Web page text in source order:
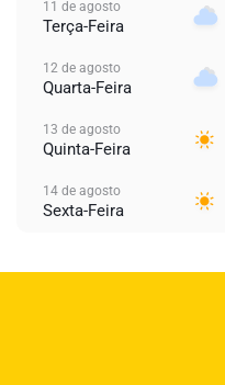
11 de agosto
Terça-Feira
12 de agosto
Quarta-Feira
13 de agosto
Quinta-Feira
14 de agosto
Sexta-Feira